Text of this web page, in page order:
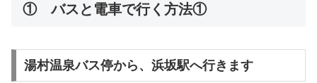
① バスと電車で行く方法①
湯村温泉バス停から、浜坂駅へ行きます